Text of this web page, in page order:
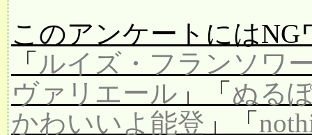
このアンケートにはNG
「 ルイズ・フランソワ
ヴァリエール 」「 ぬる
かわいいよ能登 」「